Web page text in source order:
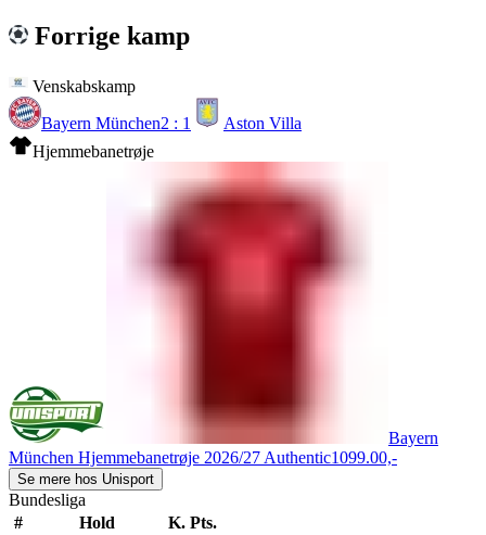
Forrige kamp
Venskabskamp
Bayern München2 : 1
Aston Villa
Hjemmebanetrøje
Bayern
München Hjemmebanetrøje 2026/27 Authentic1099.00,-
Se mere hos Unisport
Bundesliga
#
Hold K. Pts.